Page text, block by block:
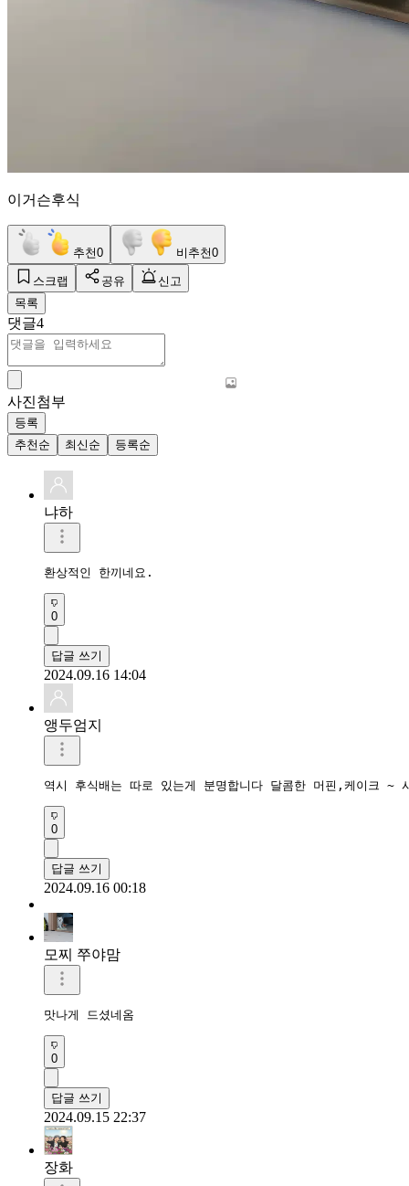
이거슨후식
추천0 비추천0
스크랩 공유
신고
목록
댓글4
사진첨부
등록
추천순
최신순 등록순
냐하
환상적인 한끼네요.
0
답글 쓰기
2024.09.16 14:04
앵두엄지
역시 후식배는 따로 있는게 분명합니다 달콤한 머핀,케이크 ~
0
답글 쓰기
2024.09.16 00:18
모찌 쭈야맘
맛나게 드셨네옴
0
답글 쓰기
2024.09.15 22:37
장화